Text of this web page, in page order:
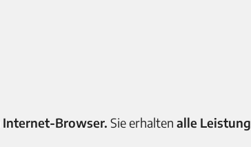
Internet-Browser. Sie erhalten alle